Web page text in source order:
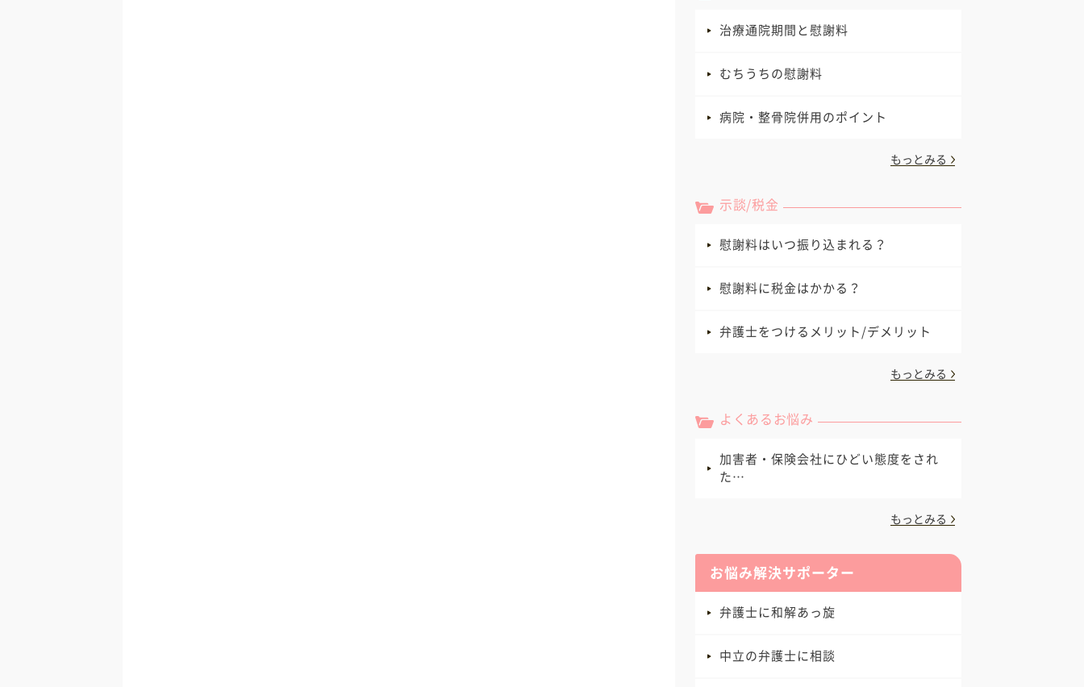
治療通院期間と慰謝料
むちうちの慰謝料
病院・整骨院併用のポイント
もっとみる
示談/税金
慰謝料はいつ振り込まれる？
慰謝料に税金はかかる？
弁護士をつけるメリット/デメリット
もっとみる
よくあるお悩み
加害者・保険会社にひどい態度をされ
た…
もっとみる
お悩み解決サポーター
弁護士に和解あっ旋
中立の弁護士に相談